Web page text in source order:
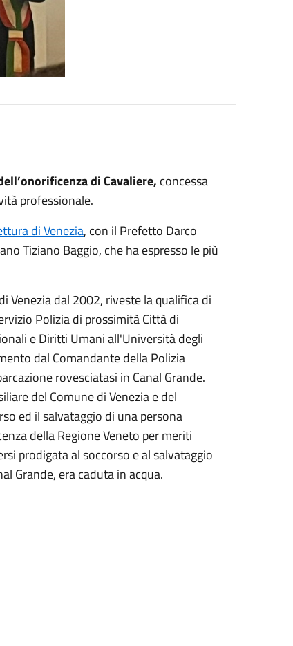
di Cavaliere, concessa
professionale.
di Venezia, con il Prefetto Darco
Tiziano Baggio, che ha espresso le più
Venezia dal 2002, riveste la qualifica di
Polizia di prossimità Città di
e Diritti Umani all'Università degli
dal Comandante della Polizia
rovesciatasi in Canal Grande.
del Comune di Venezia e del
ed il salvataggio di una persona
della Regione Veneto per meriti
prodigata al soccorso e al salvataggio
Grande, era caduta in acqua.